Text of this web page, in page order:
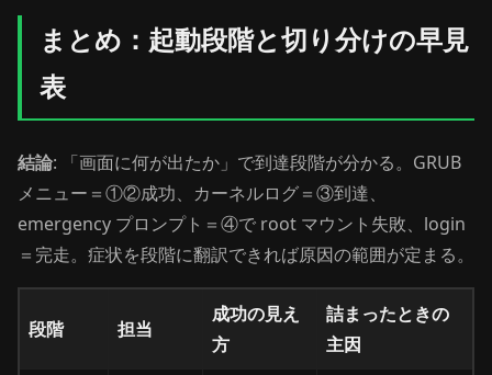
まとめ：起動段階と切り分けの早見
表
結論: 「画面に何が出たか」で到達段階が分かる。GRUB
メニュー＝①②成功、カーネルログ＝③到達、
emergency プロンプト＝④で root マウント失敗、login
＝完走。症状を段階に翻訳できれば原因の範囲が定まる。
段階 担当
成功の見え
方
詰まったときの
主因